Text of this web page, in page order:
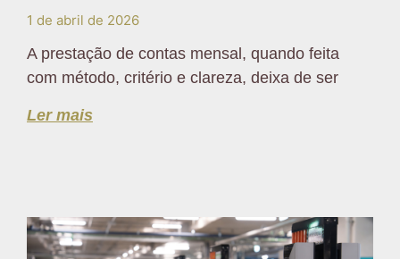
1 de abril de 2026
A prestação de contas mensal, quando feita
com método, critério e clareza, deixa de ser
Ler mais